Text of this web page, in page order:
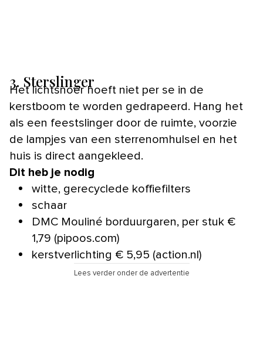
3. Sterslinger
Het lichtsnoer hoeft niet per se in de
kerstboom te worden gedrapeerd. Hang het
als een feestslinger door de ruimte, voorzie
de lampjes van een sterrenomhulsel en het
huis is direct aangekleed.
Dit heb je nodig
witte, gerecyclede koffiefilters
schaar
DMC Mouliné borduurgaren, per stuk €
1,79 (pipoos.com)
kerstverlichting € 5,95 (action.nl)
Lees verder onder de advertentie